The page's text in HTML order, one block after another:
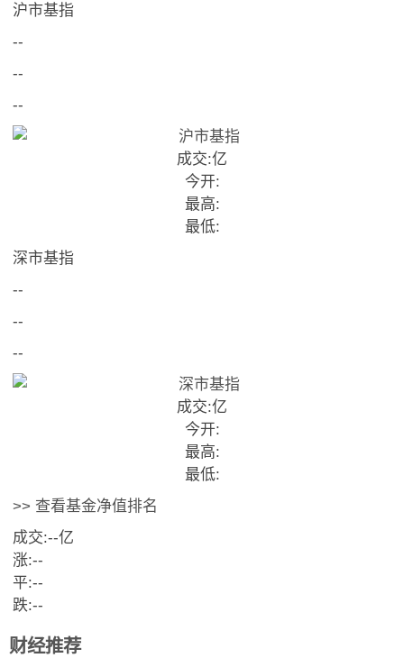
沪市基指
--
--
--
成交:亿
今开:
最高:
最低:
深市基指
--
--
--
成交:亿
今开:
最高:
最低:
>> 查看基金净值排名
成交:--亿
涨:--
平:--
跌:--
财经推荐